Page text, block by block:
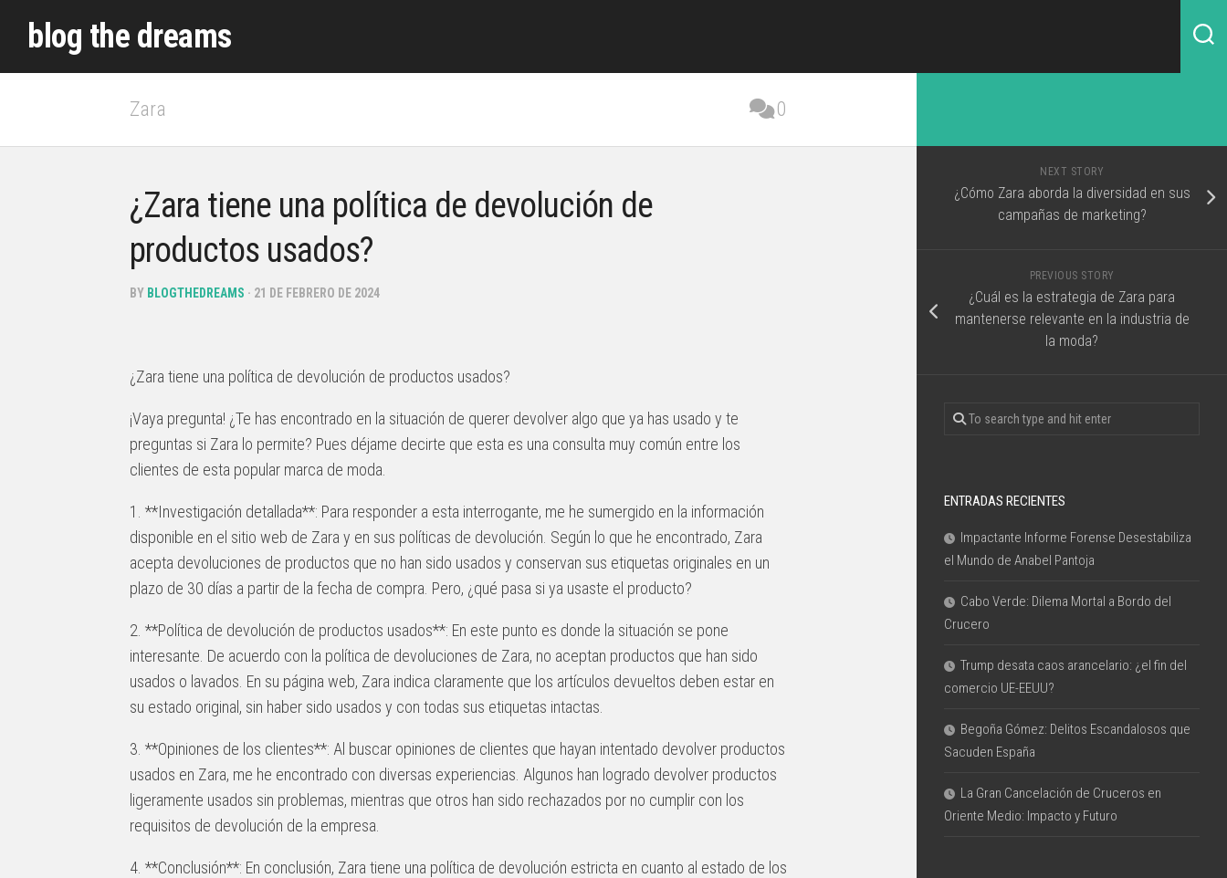
contentblog the dreams
Zara 0
¿Zara tiene una política de devolución de
productos usados?
BY BLOGTHEDREAMS · 21 DE FEBRERO DE 2024
¿Zara tiene una política de devolución de productos usados?
¡Vaya pregunta! ¿Te has encontrado en la situación de querer devolver algo que ya has usado y te
preguntas si Zara lo permite? Pues déjame decirte que esta es una consulta muy común entre los
clientes de esta popular marca de moda.
1. **Investigación detallada**: Para responder a esta interrogante, me he sumergido en la información
disponible en el sitio web de Zara y en sus políticas de devolución. Según lo que he encontrado, Zara
acepta devoluciones de productos que no han sido usados y conservan sus etiquetas originales en un
plazo de 30 días a partir de la fecha de compra. Pero, ¿qué pasa si ya usaste el producto?
2. **Política de devolución de productos usados**: En este punto es donde la situación se pone
interesante. De acuerdo con la política de devoluciones de Zara, no aceptan productos que han sido
usados o lavados. En su página web, Zara indica claramente que los artículos devueltos deben estar en
su estado original, sin haber sido usados y con todas sus etiquetas intactas.
3. **Opiniones de los clientes**: Al buscar opiniones de clientes que hayan intentado devolver productos
usados en Zara, me he encontrado con diversas experiencias. Algunos han logrado devolver productos
ligeramente usados sin problemas, mientras que otros han sido rechazados por no cumplir con los
requisitos de devolución de la empresa.
4. **Conclusión**: En conclusión, Zara tiene una política de devolución estricta en cuanto al estado de los
NEXT STORY
¿Cómo Zara aborda la diversidad en sus
campañas de marketing?
PREVIOUS STORY
¿Cuál es la estrategia de Zara para
mantenerse relevante en la industria de
la moda?
ENTRADAS RECIENTES
Impactante Informe Forense Desestabiliza
el Mundo de Anabel Pantoja
Cabo Verde: Dilema Mortal a Bordo del
Crucero
Trump desata caos arancelario: ¿el fin del
comercio UE-EEUU?
Begoña Gómez: Delitos Escandalosos que
Sacuden España
La Gran Cancelación de Cruceros en
Oriente Medio: Impacto y Futuro